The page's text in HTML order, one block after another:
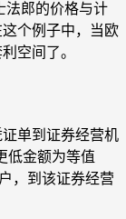
法郎的价格与计
个例子中，当欧
空间了。
单到证券经营机
低金额为等值
，到该证券经营